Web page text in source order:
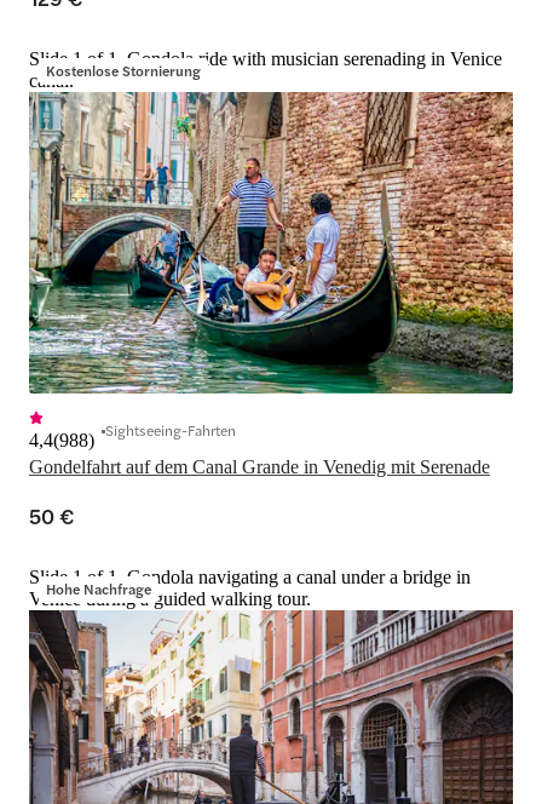
Kostenlose Stornierung
Slide 1 of 1, Gondola ride with musician serenading in Venice
canal.
Gondelfahrt auf dem Canal Grande in Venedig mit Serenade
4,4(988) Sightseeing-Fahrten
50 €
Hohe Nachfrage
Slide 1 of 1, Gondola navigating a canal under a bridge in
Venice during a guided walking tour.